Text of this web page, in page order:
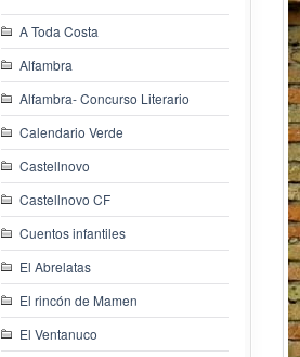
A Toda Costa
Alfambra
Alfambra- Concurso Literario
Calendario Verde
Castellnovo
Castellnovo CF
Cuentos infantiles
El Abrelatas
El rincón de Mamen
El Ventanuco